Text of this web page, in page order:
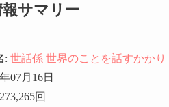
サマリー
: 世話係 世界のことを話すかかり
07月16日
回